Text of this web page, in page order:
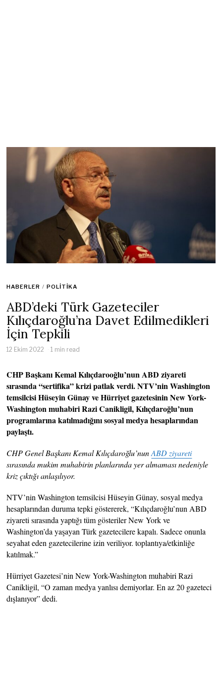
HABERLER / POLITIKA
ABD’deki Türk Gazeteciler
Kılıçdaroğlu’na Davet Edilmedikleri
İçin Tepkili
12 Ekim 2022 1 min read
CHP Başkanı Kemal Kılıçdarooğlu’nun ABD ziyareti
sırasında “sertifika” krizi patlak verdi. NTV’nin Washington
temsilcisi Hüseyin Günay ve Hürriyet gazetesinin New York-
Washington muhabiri Razi Canikligil, Kılıçdaroğlu’nun
programlarına katılmadığını sosyal medya hesaplarından
paylaştı.
CHP Genel Başkanı Kemal Kılıçdaroğlu’nunABD ziyareti
sırasında mukim muhabirin planlarında yer almaması nedeniyle
kriz çıktığı anlaşılıyor.
NTV’nin Washington temsilcisi Hüseyin Günay, sosyal medya
hesaplarından duruma tepki göstererek, “Kılıçdaroğlu’nun ABD
ziyareti sırasında yaptığı tüm gösteriler New York ve
Washington’da yaşayan Türk gazetecilere kapalı. Sadece onunla
seyahat eden gazetecilerine izin veriliyor. toplantıya/etkinliğe
katılmak.”
Hürriyet Gazetesi’nin New York-Washington muhabiri Razi
Canikligil, “O zaman medya yanlısı demiyorlar. En az 20 gazeteci
dışlanıyor” dedi.